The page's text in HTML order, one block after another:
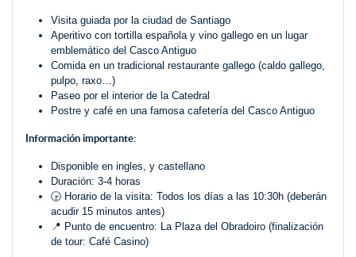
Visita guiada por la ciudad de Santiago
Aperitivo con tortilla española y vino gallego en un lugar
emblemático del Casco Antiguo
Comida en un tradicional restaurante gallego (caldo gallego,
pulpo, raxo…)
Paseo por el interior de la Catedral
Postre y café en una famosa cafetería del Casco Antiguo
Información importante:
Disponible en ingles, y castellano
Duración: 3-4 horas
🕞 Horario de la visita: Todos los días a las 10:30h (deberán
acudir 15 minutos antes)
📍 Punto de encuentro: La Plaza del Obradoiro (finalización
de tour: Café Casino)